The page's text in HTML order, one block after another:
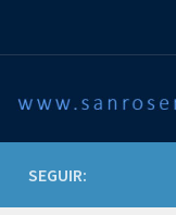
SEGUIR: